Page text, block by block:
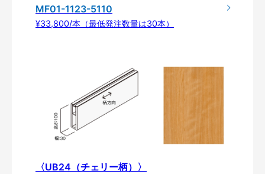
MF01-1123-5110
¥33,800/本（最低発注数量は30本）
〈UB24（チェリー柄）〉